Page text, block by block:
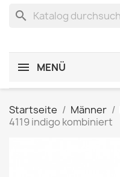
search
MENÜ
Startseite Männer
4119 indigo kombiniert